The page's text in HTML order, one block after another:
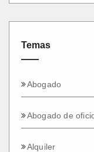
Temas
Abogado
Abogado de
Alquiler